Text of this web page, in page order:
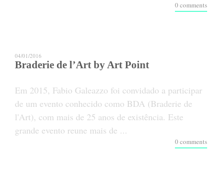
0 comments
04/01/2016
Braderie de l’Art by Art Point
Em 2015, Fabio Galeazzo foi convidado a participar
de um evento conhecido como BDA (Braderie de
l'Art), com mais de 25 anos de existência. Este
grande evento reune mais de ...
0 comments